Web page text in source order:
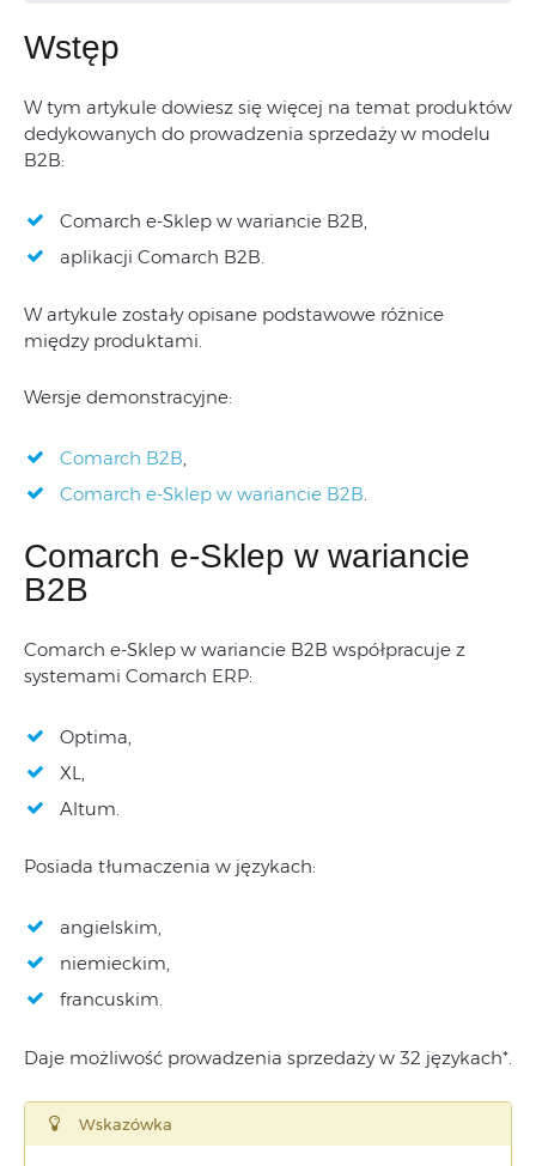
Wstęp
W tym artykule dowiesz się więcej na temat produktów
dedykowanych do prowadzenia sprzedaży w modelu
B2B:
Comarch e-Sklep w wariancie B2B,
aplikacji Comarch B2B.
W artykule zostały opisane podstawowe różnice
między produktami.
Wersje demonstracyjne:
Comarch B2B,
Comarch e-Sklep w wariancie B2B.
Comarch e-Sklep w wariancie
B2B
Comarch e-Sklep w wariancie B2B współpracuje z
systemami Comarch ERP:
Optima,
XL,
Altum.
Posiada tłumaczenia w językach:
angielskim,
niemieckim,
francuskim.
Daje możliwość prowadzenia sprzedaży w 32 językach*.
Wskazówka